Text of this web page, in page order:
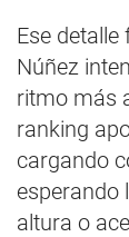
Ese
Núñez
ritmo más
ranking
cargando
esperando
altura o